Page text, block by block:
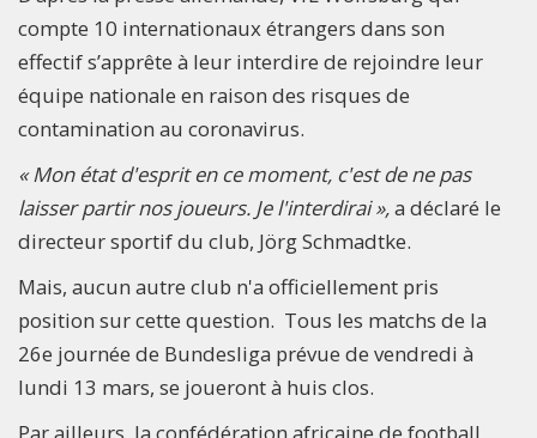
compte 10 internationaux étrangers dans son
effectif s’apprête à leur interdire de rejoindre leur
équipe nationale en raison des risques de
contamination au coronavirus.
« Mon état d'esprit en ce moment, c'est de ne pas
laisser partir nos joueurs. Je l'interdirai »,a déclaré le
directeur sportif du club, Jörg Schmadtke.
Mais, aucun autre club n'a officiellement pris
position sur cette question. Tous les matchs de la
26e journée de Bundesliga prévue de vendredi à
lundi 13 mars, se joueront à huis clos.